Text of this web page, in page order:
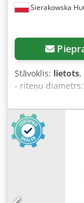
Sierakowska
Stāvoklis: lietots,
- riteņu
galds
griešanas
600 mm -
izmēri (gar./plat./
kg
ļoti labā stāvoklī
Cena bez PVN: 8
bez PVN
svārstības